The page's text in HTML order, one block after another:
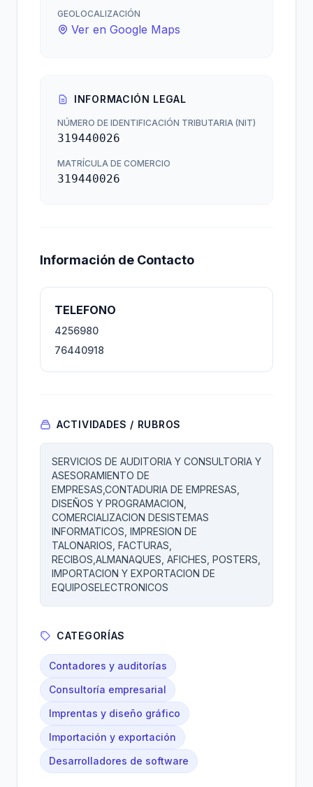
GEOLOCALIZACIÓN
Ver en Google Maps
INFORMACIÓN LEGAL
NÚMERO DE IDENTIFICACIÓN TRIBUTARIA (NIT)
319440026
MATRÍCULA DE COMERCIO
319440026
Información de Contacto
TELEFONO
4256980
76440918
ACTIVIDADES / RUBROS
SERVICIOS DE AUDITORIA Y CONSULTORIA Y
ASESORAMIENTO DE
EMPRESAS,CONTADURIA DE EMPRESAS,
DISEÑOS Y PROGRAMACION,
COMERCIALIZACION DESISTEMAS
INFORMATICOS, IMPRESION DE
TALONARIOS, FACTURAS,
RECIBOS,ALMANAQUES, AFICHES, POSTERS,
IMPORTACION Y EXPORTACION DE
EQUIPOSELECTRONICOS
CATEGORÍAS
Contadores y auditorías
Consultoría empresarial
Imprentas y diseño gráfico
Importación y exportación
Desarrolladores de software